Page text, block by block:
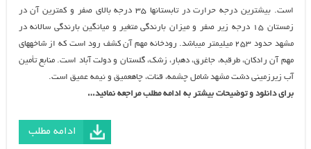
است. بيشترين درجه حرارت در تابستانها ۳۵ درجه بالاي صفر و كمترين آن در
زمستان ۱۵ درجه زير صفر و ميزان بارندگي متغير و ميانگين بارندگي سالانه در
مشهد حدود ۲۵۳ ميليمتر مي‏باشد. رودخانه مهم آن كشف رود است كه از شاخه‏هاي
مهم آن رادكان، طرقبه، جاغرق، دهبار، زشك، گلستان و دولت آباد است. منابع تأمين
آب زيرزميني دشت مشهد شامل چشمه، قنات، چاه‏عميق و نيمه عميق است.
برای دانلود و توضیحات بیشتر به ادامه مطلب مراجعه نمائید…
ادامه مطلب